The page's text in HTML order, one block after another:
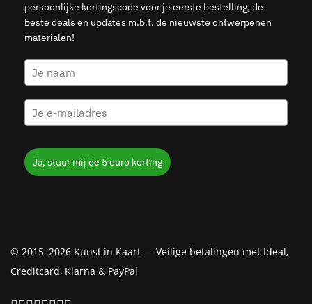
persoonlijke kortingscode voor je eerste bestelling, de
beste deals en updates m.b.t. de nieuwste ontwerpenen
materialen!
Ja, stuur mij de 5 euro korting
© 2015–2026 Kunst in Kaart — Veilige betalingen met Ideal,
Creditcard, Klarna & PayPal